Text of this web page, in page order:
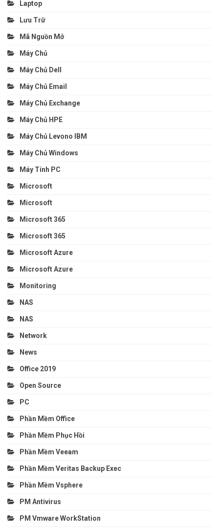
Laptop
Lưu Trữ
Mã Nguồn Mở
Máy Chủ
Máy Chủ Dell
Máy Chủ Email
Máy Chủ Exchange
Máy Chủ HPE
Máy Chủ Levono IBM
Máy Chủ Windows
Máy Tính PC
Microsoft
Microsoft
Microsoft 365
Microsoft 365
Microsoft Azure
Microsoft Azure
Monitoring
NAS
NAS
Network
News
Office 2019
Open Source
PC
Phần Mềm Office
Phần Mềm Phục Hồi
Phần Mềm Veeam
Phần Mềm Veritas Backup Exec
Phần Mềm Vsphere
PM Antivirus
PM Vmware WorkStation